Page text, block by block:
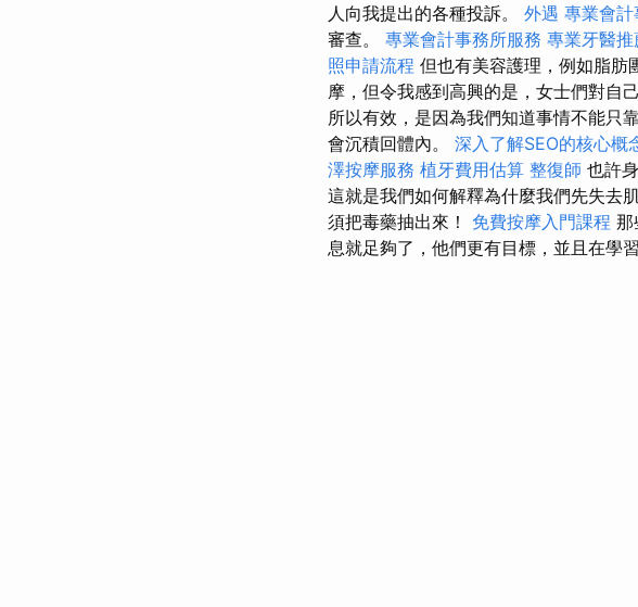
人向我提出的各種投訴。 外遇 專業會
審查。 專業會計事務所服務 專業牙醫推
照申請流程 但也有美容護理，例如脂肪
摩，但令我感到高興的是，女士們對自
所以有效，是因為我們知道事情不能只
會沉積回體內。 深入了解SEO的核心概
澤按摩服務 植牙費用估算 整復師 也許
這就是我們如何解釋為什麼我們先失去
須把毒藥抽出來！ 免費按摩入門課程 那
息就足夠了，他們更有目標，並且在學